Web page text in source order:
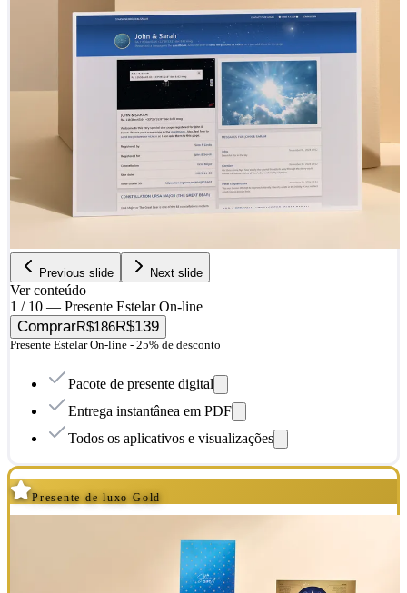
Previous slide Next slide
Ver conteúdo
1 / 10 — Presente Estelar On-line
ComprarR$186R$139
Presente Estelar On-line - 25% de desconto
Pacote de presente digital
Entrega instantânea em PDF
Todos os aplicativos e visualizações
Presente de luxo Gold